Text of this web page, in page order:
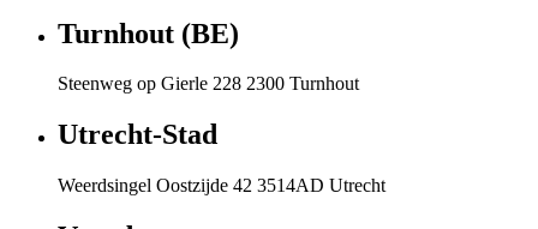
Turnhout (BE)
Steenweg op Gierle 228 2300 Turnhout
Utrecht-Stad
Weerdsingel Oostzijde 42 3514AD Utrecht